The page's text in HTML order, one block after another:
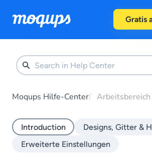
Gratis
Moqups Hilfe-Center Arbeitsbereich
Introduction
Designs, Gitter &
Erweiterte Einstellungen